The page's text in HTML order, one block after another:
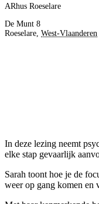
ARhus Roeselare
De Munt 8
Roeselare, West-Vlaanderen
In deze lezing neemt
elke stap gevaarlijk
Sarah toont hoe je de
weer op gang komen